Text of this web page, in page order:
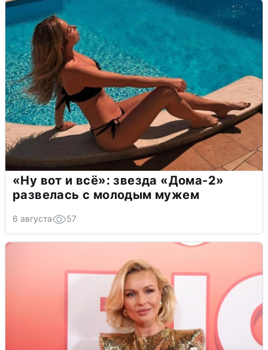
«Ну вот и всё»: звезда «Дома-2»
развелась с молодым мужем
6 августа 57